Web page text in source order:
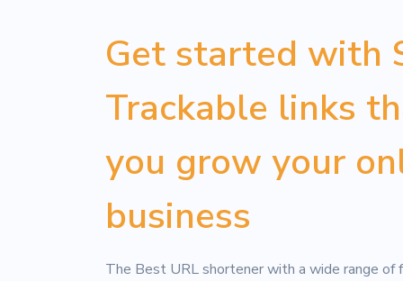
Codes QR
Pages bio
Convertissez
Get started with
Trackable links
you grow your
business
The Best URL shortener with a wide range of